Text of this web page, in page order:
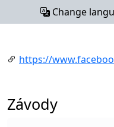
Change
https://
Závody